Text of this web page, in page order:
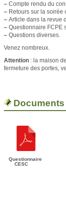
– Compte rendu du
– Retours sur la soirée
– Article dans la revue
– Questionnaire FCPE
– Questions diverses.
Venez nombreux.
Attention : la maison
fermeture des portes,
Questionnaire
CESC